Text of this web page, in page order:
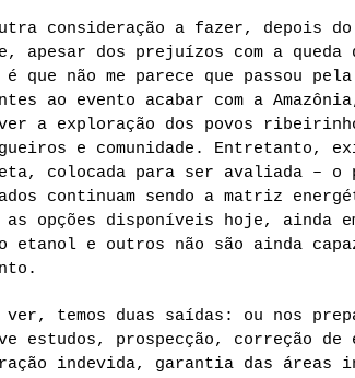
consideração a fazer, depois
apesar dos prejuízos com a
que não me parece que passou
ao evento acabar com a
a exploração dos povos
e comunidade. Entretanto,
colocada para ser avaliada – o
continuam sendo a matriz
as opções disponíveis hoje, ainda
o etanol e outros não são ainda
ver, temos duas saídas: ou nos
estudos, prospecção, correção
indevida, garantia das áreas